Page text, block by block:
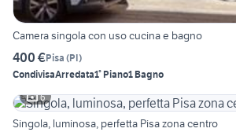
Camera singola con uso cucina e bagno
400 €Pisa (PI)
CondivisaArredata1° Piano1 Bagno
6
Singola, luminosa, perfetta Pisa zona centro